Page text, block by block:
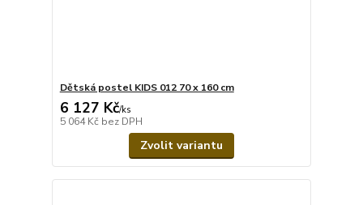
Dětská postel KIDS 012 70 x 160 cm
6 127 Kč/ks
5 064 Kč bez DPH
Zvolit variantu